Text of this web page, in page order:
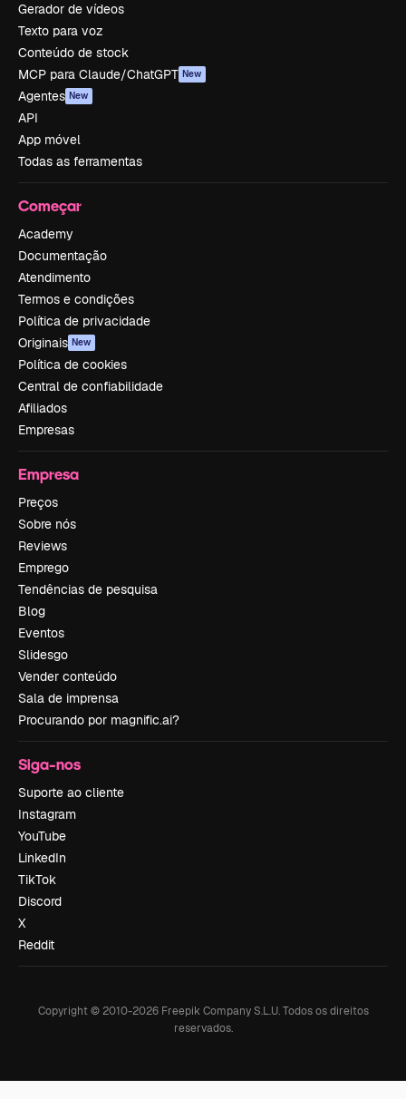
Gerador de vídeos
Texto para voz
Conteúdo de stock
MCP para Claude/ChatGPT New
Agentes New
API
App móvel
Todas as ferramentas
Começar
Academy
Documentação
Atendimento
Termos e condições
Política de privacidade
Originais New
Política de cookies
Central de confiabilidade
Afiliados
Empresas
Empresa
Preços
Sobre nós
Reviews
Emprego
Tendências de pesquisa
Blog
Eventos
Slidesgo
Vender conteúdo
Sala de imprensa
Procurando por magnific.ai?
Siga-nos
Suporte ao cliente
Instagram
YouTube
LinkedIn
TikTok
Discord
X
Reddit
Copyright © 2010-2026Freepik Company S.L.U. Todos os direitos
reservados.